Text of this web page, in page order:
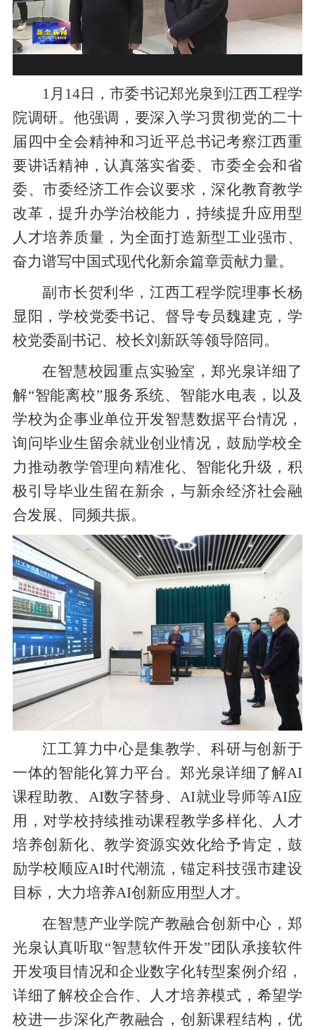
1月 14日，市委书记郑光泉到江西工程学
院调研。他强调，要深入学习贯彻党的二十
届四中全会精神和习近平总书记考察江西重
要讲话精神，认真落实省委、市委全会和省
委、市委经济工作会议要求，深化教育教学
改革，提升办学治校能力，持续提升应用型
人才培养质量，为全面打造新型工业强市、
奋力谱写中国式现代化新余篇章贡献力量。
副市长贺利华，江西工程学院理事长杨
显阳，学校党委书记、督导专员魏建克，学
校党委副书记、校长刘新跃等领导陪同 。
在智慧校园重点实验室，郑光泉详细了
解“智能离校”服务系统、智能水电表，以及
学校为企事业单位开发智慧数据平台情况，
询问毕业生留余就业创业情况，鼓励学校全
力推动教学管理向精准化、智能化升级，积
极引导毕业生留在新余，与新余经济社会融
合发展、同频共振。
江工算力中心是集教学、科研与创新于
一体的智能化算力平台。郑光泉详细了解AI
课程助教、 AI数字替身、AI就业导师等AI应
用，对学校持续推动课程教学多样化、人才
培养创新化、教学资源实效化给予肯定，鼓
励学校顺应AI时代潮流，锚定科技强市建设
目标，大力培养AI创新应用型人才。
在智慧产业学院产教融合创新中心，郑
光泉认真听取“智慧软件开发”团队承接软件
开发项目情况和企业数字化转型案例介绍，
详细了解校企合作、人才培养模式，希望学
校进一步深化产教融合，创新课程结构，优